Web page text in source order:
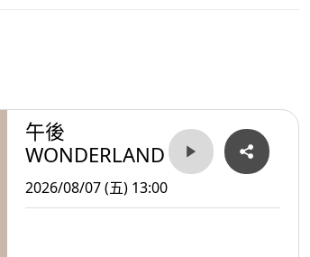
午後
WONDERLAND
2026/08/07 (五) 13:00